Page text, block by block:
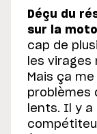
Déçu du
sur la
cap de
les virages
Mais ça
problèmes
lents. Il y